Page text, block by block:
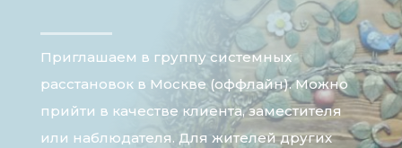
Приглашаем в группу системных
расстановок в Москве (оффлайн). Можно
прийти в качестве клиента, заместителя
или наблюдателя. Для жителей других